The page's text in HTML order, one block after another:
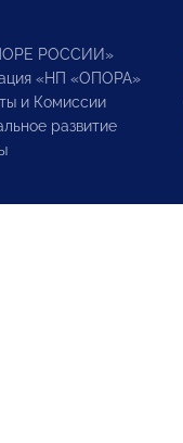
РОССИИ»
«НП «ОПОРА»
и Комиссии
развитие